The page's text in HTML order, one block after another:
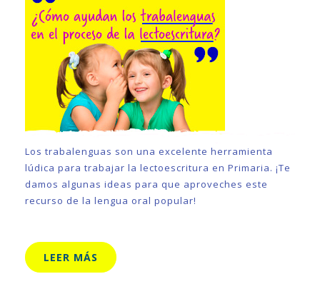
Los trabalenguas son una excelente herramienta
lúdica para trabajar la lectoescritura en Primaria. ¡Te
damos algunas ideas para que aproveches este
recurso de la lengua oral popular!
LEER MÁS